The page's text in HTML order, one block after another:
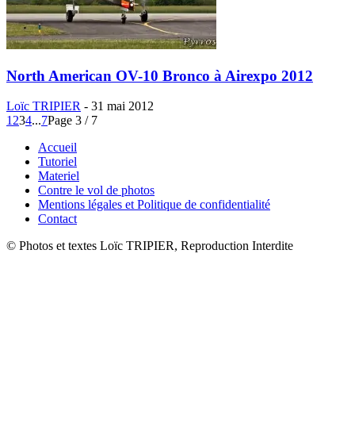
North American OV-10 Bronco à Airexpo 2012
Loïc TRIPIER - 31 mai 2012
1 234...7Page 3 / 7
Accueil
Tutoriel
Materiel
Contre le vol de photos
Mentions légales et Politique de confidentialité
Contact
© Photos et textes Loïc TRIPIER, Reproduction Interdite